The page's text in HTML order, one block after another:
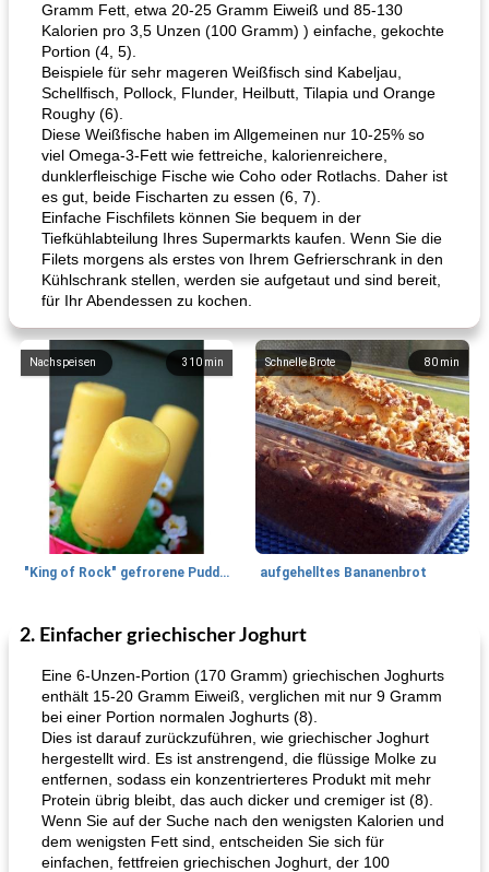
Gramm Fett, etwa 20-25 Gramm Eiweiß und 85-130
Kalorien pro 3,5 Unzen (100 Gramm) ) einfache, gekochte
Portion (4, 5).
Beispiele für sehr mageren Weißfisch sind Kabeljau,
Schellfisch, Pollock, Flunder, Heilbutt, Tilapia und Orange
Roughy (6).
Diese Weißfische haben im Allgemeinen nur 10-25% so
viel Omega-3-Fett wie fettreiche, kalorienreichere,
dunklerfleischige Fische wie Coho oder Rotlachs. Daher ist
es gut, beide Fischarten zu essen (6, 7).
Einfache Fischfilets können Sie bequem in der
Tiefkühlabteilung Ihres Supermarkts kaufen. Wenn Sie die
Filets morgens als erstes von Ihrem Gefrierschrank in den
Kühlschrank stellen, werden sie aufgetaut und sind bereit,
für Ihr Abendessen zu kochen.
310 min
Nachspeisen
"King of Rock" gefrorene Pudding Pops
80 min
Schnelle Brote
aufgehelltes Bananenbrot
27min
Mittagessen / Snacks
Hühnchen, Süßkartoffelsuppe
Potluck Desserts
2. Einfacher griechischer Joghurt
Eine 6-Unzen-Portion (170 Gramm) griechischen Joghurts
enthält 15-20 Gramm Eiweiß, verglichen mit nur 9 Gramm
bei einer Portion normalen Joghurts (8).
Dies ist darauf zurückzuführen, wie griechischer Joghurt
hergestellt wird. Es ist anstrengend, die flüssige Molke zu
entfernen, sodass ein konzentrierteres Produkt mit mehr
Protein übrig bleibt, das auch dicker und cremiger ist (8).
Wenn Sie auf der Suche nach den wenigsten Kalorien und
dem wenigsten Fett sind, entscheiden Sie sich für
einfachen, fettfreien griechischen Joghurt, der 100